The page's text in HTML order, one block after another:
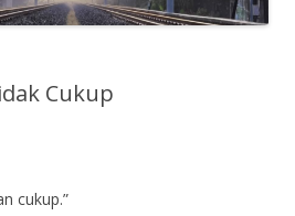
Cukup
cukup.”